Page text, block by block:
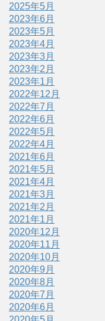
2025年5月
2023年6月
2023年5月
2023年4月
2023年3月
2023年2月
2023年1月
2022年12月
2022年7月
2022年6月
2022年5月
2022年4月
2021年6月
2021年5月
2021年4月
2021年3月
2021年2月
2021年1月
2020年12月
2020年11月
2020年10月
2020年9月
2020年8月
2020年7月
2020年6月